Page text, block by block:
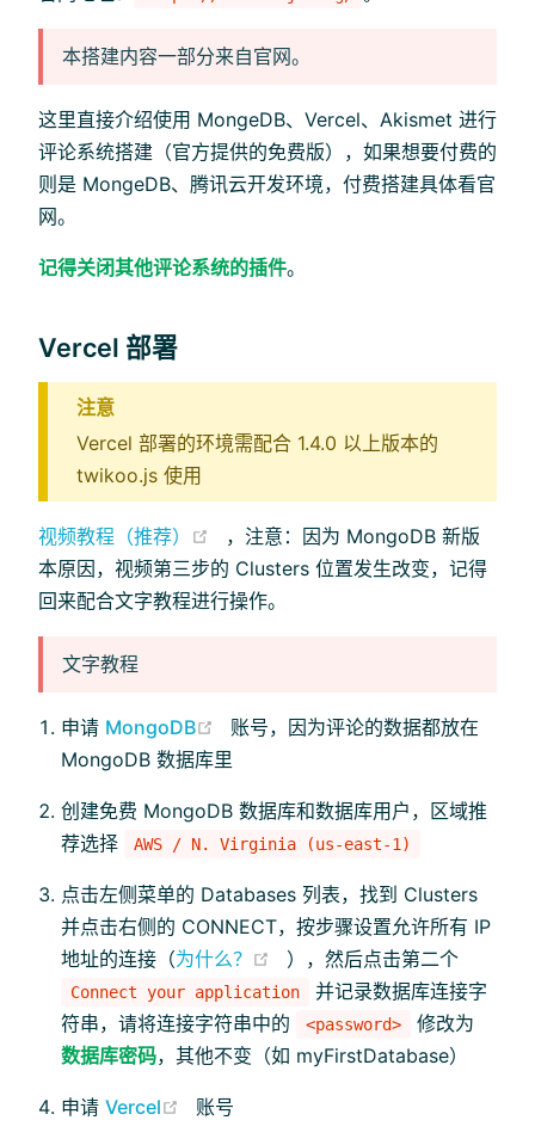
本搭建内容一部分来自官网。
这里直接介绍使用 MongeDB、Vercel、Akismet 进行
评论系统搭建（官方提供的免费版），如果想要付费的
则是 MongeDB、腾讯云开发环境，付费搭建具体看官
网。
记得关闭其他评论系统的插件。
Vercel 部署
注意
Vercel 部署的环境需配合 1.4.0 以上版本的
twikoo.js 使用
视频教程（推荐） (opens new window)
，注意：因为 MongoDB 新版
本原因，视频第三步的 Clusters 位置发生改变，记得
回来配合文字教程进行操作。
文字教程
申请 MongoDB (opens new window)
账号，因为评论的数据都放在
MongoDB 数据库里
创建免费 MongoDB 数据库和数据库用户，区域推
荐选择
AWS / N. Virginia (us-east-1)
点击左侧菜单的 Databases 列表，找到 Clusters
并点击右侧的 CONNECT，按步骤设置允许所有 IP
地址的连接（为什么？ (opens new window)
），然后点击第二个
Connect your application
并记录数据库连接字
符串，请将连接字符串中的
<password>
修改为
数据库密码，其他不变（如 myFirstDatabase）
申请Vercel (opens new window)
账号